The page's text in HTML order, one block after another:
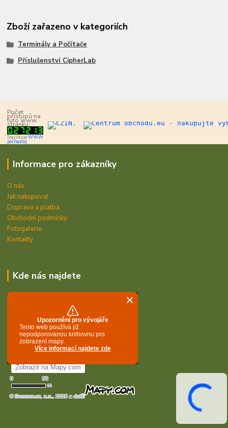
Zboží zařazeno v kategoriích
Terminály a Počítače
Příslušenství CipherLab
Počet
přístupů na
tuto www
stránku:
(zajišťujeWWW
počítadlo)
Informace pro zákazníky
O nás
Jak nakupovat
Doprava a platba
Obchodní podmínky
Fotogalerie
Kontakty
Kde nás najdete